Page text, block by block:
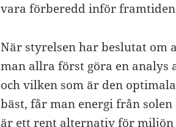
vara förberedd inför
När styrelsen har beslutat om
man allra först göra en analys
och vilken som är den
bäst, får man energi från
är ett rent alternativ för